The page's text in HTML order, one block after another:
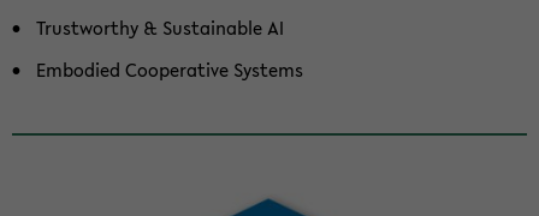
Trust­wor­thy & Sus­tain­able AI
Em­bod­ied Co­op­er­a­tive Sys­tems